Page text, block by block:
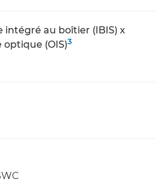
au boîtier (IBIS) x
(OIS)3